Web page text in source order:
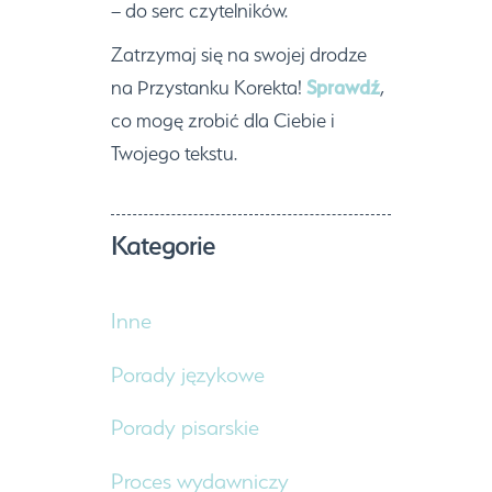
– do serc czytelników.
Zatrzymaj się na swojej drodze
na Przystanku Korekta!Sprawdź,
co mogę zrobić dla Ciebie i
Twojego tekstu.
Kategorie
Inne
Porady językowe
Porady pisarskie
Proces wydawniczy